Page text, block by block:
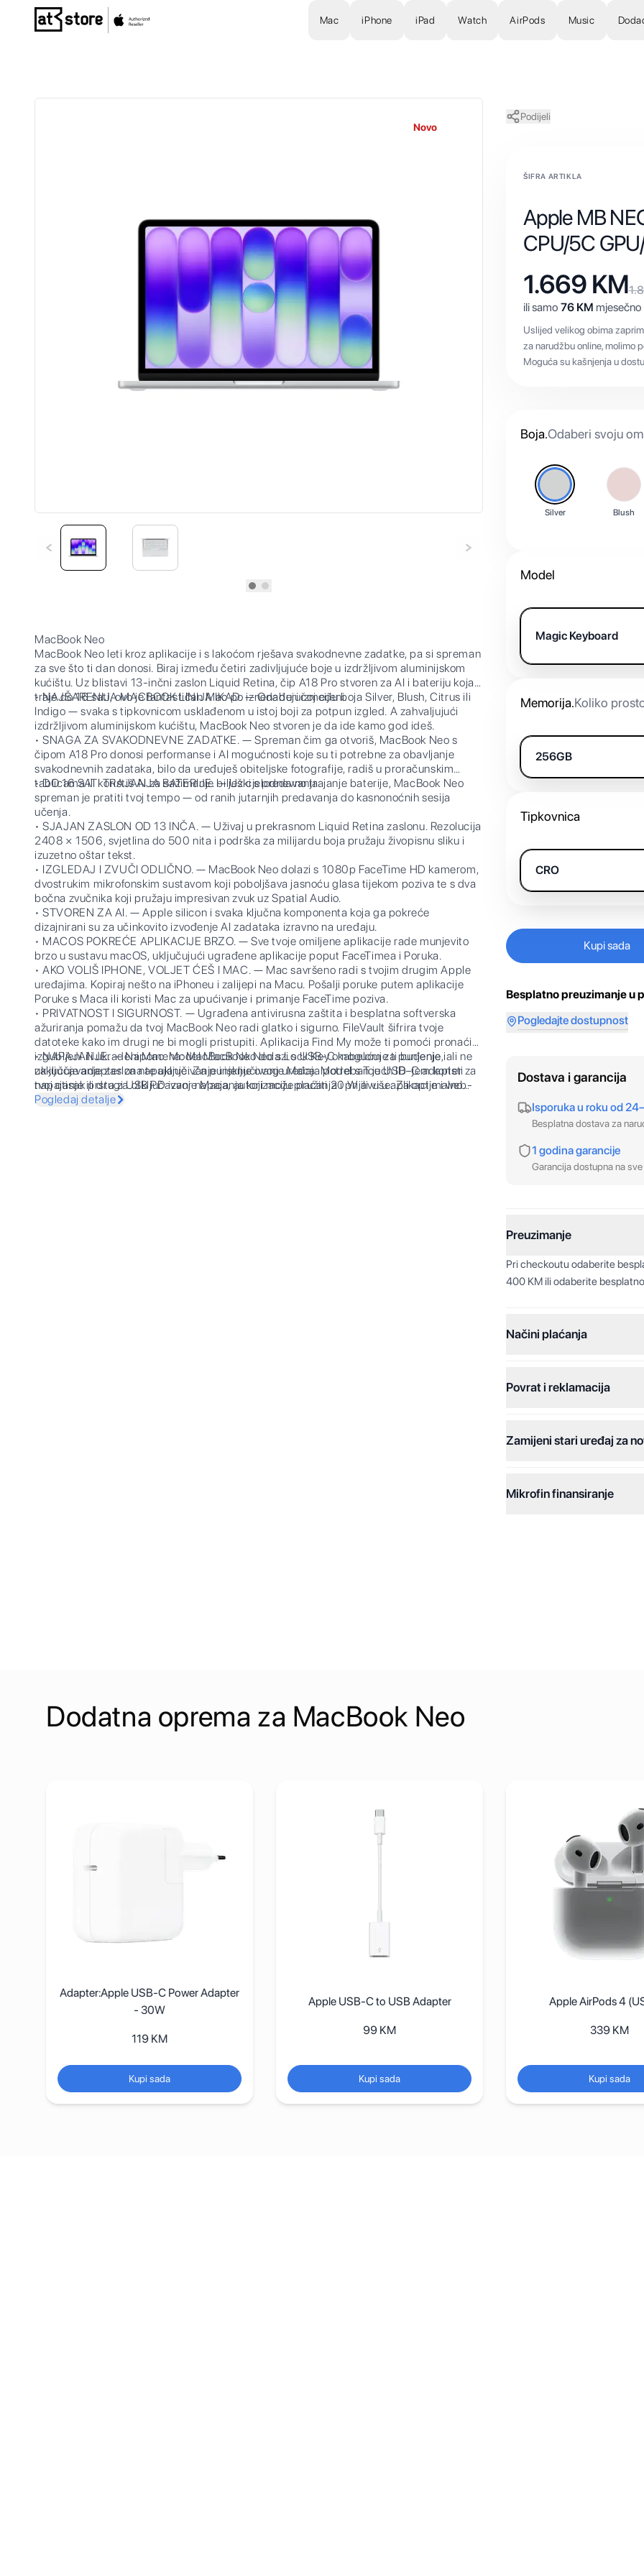
Posjetite početnu stranicu AT Store
Mac iPhone iPad Watch AirPods Music
Novo
MacBook Neo
MacBook Neo leti kroz aplikacije i s lakoćom rješava svakodnevne zadatke, pa si spreman
za sve što ti dan donosi. Biraj između četiri zadivljujuće boje u izdržljivom aluminijskom
kućištu. Uz blistavi 13-inčni zaslon Liquid Retina, čip A18 Pro stvoren za AI i bateriju koja
traje do 16 sati, ovo je fantastičan Mac po iznenađujućoj cijeni.
• NAJŠARENIJA MACBOOK LINIJA IKAD. — Odaberi između boja Silver, Blush, Citrus ili
Indigo — svaka s tipkovnicom usklađenom u istoj boji za potpun izgled. A zahvaljujući
izdržljivom aluminijskom kućištu, MacBook Neo stvoren je da ide kamo god ideš.
• SNAGA ZA SVAKODNEVNE ZADATKE. — Spreman čim ga otvoriš, MacBook Neo s
čipom A18 Pro donosi performanse i AI mogućnosti koje su ti potrebne za obavljanje
svakodnevnih zadataka, bilo da uređuješ obiteljske fotografije, radiš u proračunskim
tablicama ili koristiš AI za sažimanje bilješki s predavanja.
• DO 16 SATI TRAJANJA BATERIJE. — Uz cjelodnevno trajanje baterije, MacBook Neo
spreman je pratiti tvoj tempo — od ranih jutarnjih predavanja do kasnonoćnih sesija
učenja.
• SJAJAN ZASLON OD 13 INČA. — Uživaj u prekrasnom Liquid Retina zaslonu. Rezolucija
2408 × 1506, svjetlina do 500 nita i podrška za milijardu boja pružaju živopisnu sliku i
izuzetno oštar tekst.
• IZGLEDAJ I ZVUČI ODLIČNO. — MacBook Neo dolazi s 1080p FaceTime HD kamerom,
dvostrukim mikrofonskim sustavom koji poboljšava jasnoću glasa tijekom poziva te s dva
bočna zvučnika koji pružaju impresivan zvuk uz Spatial Audio.
• STVOREN ZA AI. — Apple silicon i svaka ključna komponenta koja ga pokreće
dizajnirani su za učinkovito izvođenje AI zadataka izravno na uređaju.
• MACOS POKREĆE APLIKACIJE BRZO. — Sve tvoje omiljene aplikacije rade munjevito
brzo u sustavu macOS, uključujući ugrađene aplikacije poput FaceTimea i Poruka.
• AKO VOLIŠ IPHONE, VOLJET ĆEŠ I MAC. — Mac savršeno radi s tvojim drugim Apple
uređajima. Kopiraj nešto na iPhoneu i zalijepi na Macu. Pošalji poruke putem aplikacije
Poruke s Maca ili koristi Mac za upućivanje i primanje FaceTime poziva.
• PRIVATNOST I SIGURNOST. — Ugrađena antivirusna zaštita i besplatna softverska
ažuriranja pomažu da tvoj MacBook Neo radi glatko i sigurno. FileVault šifrira tvoje
datoteke kako im drugi ne bi mogli pristupiti. Aplikacija Find My može ti pomoći pronaći
izgubljeni ili ukradeni Mac. Model MacBook Neo s Lock Key omogućuje ti buđenje i
zaključavanje zaslona te uključivanje i isključivanje Maca. Model s Touch ID-jem koristi
tvoj otisak prsta za otključavanje Maca, autorizaciju plaćanja i prijavu u aplikacije i web-
stranice.
• NAPAJANJE. — Napomena: MacBook Neo dolazi s USB-C kabelom za punjenje, ali ne
uključuje adapter za napajanje. Za punjenje ovog uređaja potreban je USB-C adapter za
napajanje ili drugi USB PD izvor napajanja koji može pružiti 20 W ili više. Za optimalno
punjenje Apple preporučuje korištenje Apple 20W USB-C Power Adaptera.
Pogledaj detalje
Podijeli
ŠIFRA ARTIKLA
Apple MB
CPU/5C
1.669 KM
ili samo 76 KM
Uslijed velikog obima
za narudžbu online, molimo
Moguća su kašnjenja u
Boja.Odaberi svoju
Silver Blush
Model
Magic Keyboard
Memorija.Koliko
256GB
Tipkovnica
CRO
Kupi sada
Besplatno preuzimanje u
Pogledajte dostupnost
Dostava i garancija
Isporuka u roku od
Besplatna dostava za
1 godina garancije
Garancija dostupna na
Preuzimanje
Pri checkoutu odaberite
400 KM ili odaberite
Načini plaćanja
Jednokratna plaćanja:
Dodatne opcije:
Online plaćanje na rate:
Povrat i reklamacija
Zamijeni stari uređaj za
Mikrofin finansiranje
Dodatna oprema za MacBook Neo
Adapter:Apple USB-C Power Adapter
- 30W
119 KM
Kupi sada
Apple USB-C to USB Adapter
99 KM
Kupi sada
Apple AirPods 4
339 KM
Kupi sada